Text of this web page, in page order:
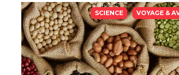
SCIENCE VOYAGE &